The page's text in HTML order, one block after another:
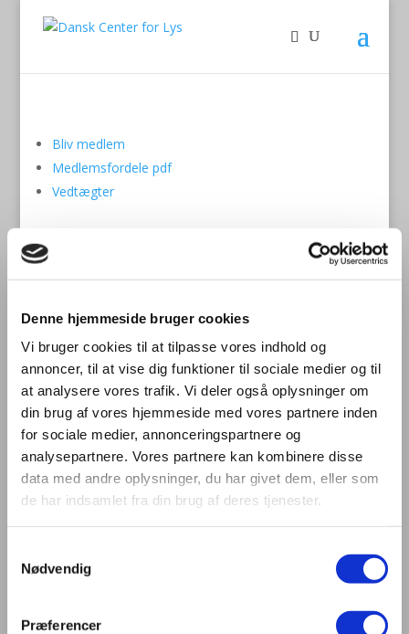
Denne hjemmeside bruger cookies
Vi bruger cookies til at tilpasse vores indhold og
annoncer, til at vise dig funktioner til sociale medier og til
at analysere vores trafik. Vi deler også oplysninger om
din brug af vores hjemmeside med vores partnere inden
for sociale medier, annonceringspartnere og
analysepartnere. Vores partnere kan kombinere disse
data med andre oplysninger, du har givet dem, eller som
de har indsamlet fra din brug af deres tjenester.
Nødvendig
Præferencer
Bliv medlem
Medlemsfordele pdf
Vedtægter
Er du arkitekt eller lysdesigner?
Lyset er arkitekturens fjerde dimension: Uden
Du får konkret viden til at formidle dine forslag om
dagslys og kunstlys til andre faggrupper
Du får lejlighed til at se inspirerende lysløsninger i
praksis
Du møder de andre 600 medlemmer og får netværk
Læs magasinet LYS 3 gange årligt, og vær helt up-to-
date med de bedste lysløsninger og den nyeste viden
Gennem DCL får du dine synspunkter repræsenteret i
DCL besvarer dine spørgsmål og tolker standarderne
Betingelserne for medlemskab fremgår af vedtægterne.